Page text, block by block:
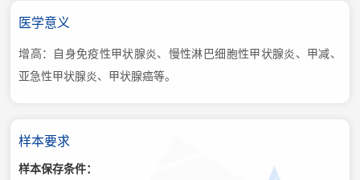
医学意义
增高：自身免疫性甲状腺炎、慢性淋巴细胞性甲状腺炎、甲减、
亚急性甲状腺炎、甲状腺癌等。
样本要求
样本保存条件：